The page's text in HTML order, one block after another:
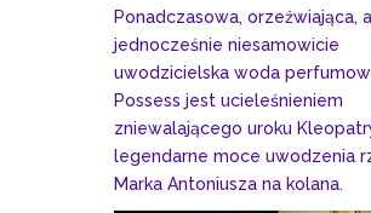
Ponadczasowa, orzeźwiająca, a
jednocześnie niesamowicie
uwodzicielska woda
Possess jest ucieleśnieniem
zniewalającego uroku
legendarne moce uwodzenia
Marka Antoniusza na kolana.